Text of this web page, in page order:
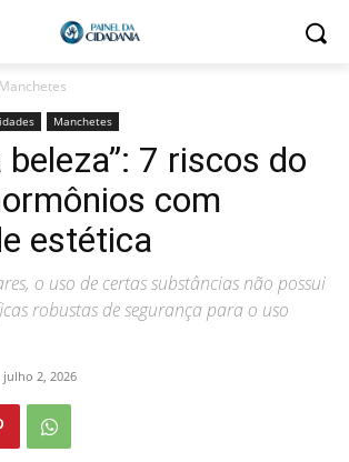
Manchetes
Manchetes
beleza”: 7 riscos do
com
estética
o uso de certas substâncias não possui
robustas de segurança para o uso
julho 2, 2026